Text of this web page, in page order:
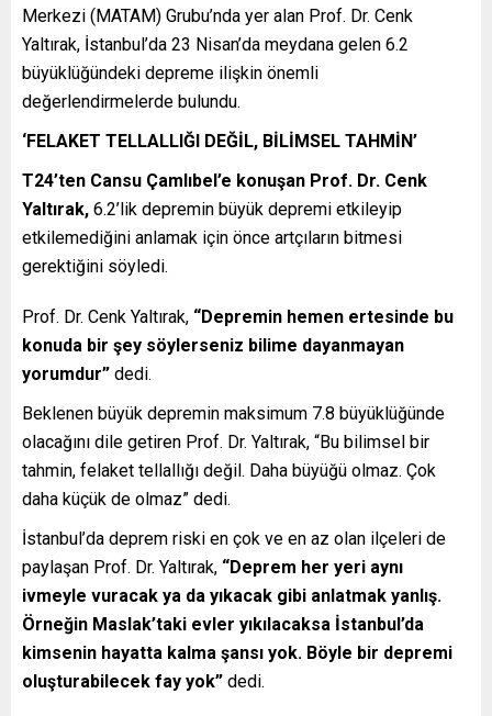
Merkezi (MATAM) Grubu’nda yer alan Prof. Dr. Cenk
Yaltırak, İstanbul’da 23 Nisan’da meydana gelen 6.2
büyüklüğündeki depreme ilişkin önemli
değerlendirmelerde bulundu.
‘FELAKET TELLALLIĞI DEĞİL, BİLİMSEL TAHMİN’
T24’ten Cansu Çamlıbel’e konuşan Prof. Dr. Cenk
Yaltırak, 6.2’lik depremin büyük depremi etkileyip
etkilemediğini anlamak için önce artçıların bitmesi
gerektiğini söyledi.
Prof. Dr. Cenk Yaltırak, “Depremin hemen ertesinde bu
konuda bir şey söylerseniz bilime dayanmayan
yorumdur” dedi.
Beklenen büyük depremin maksimum 7.8 büyüklüğünde
olacağını dile getiren Prof. Dr. Yaltırak, “Bu bilimsel bir
tahmin, felaket tellallığı değil. Daha büyüğü olmaz. Çok
daha küçük de olmaz” dedi.
İstanbul’da deprem riski en çok ve en az olan ilçeleri de
paylaşan Prof. Dr. Yaltırak, “Deprem her yeri aynı
ivmeyle vuracak ya da yıkacak gibi anlatmak yanlış.
Örneğin Maslak’taki evler yıkılacaksa İstanbul’da
kimsenin hayatta kalma şansı yok. Böyle bir depremi
oluşturabilecek fay yok” dedi.